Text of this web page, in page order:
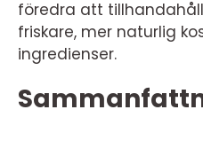
föredra att
friskare, mer naturlig
ingredienser.